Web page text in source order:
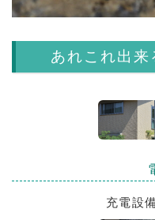
あれこれ出来
充電設